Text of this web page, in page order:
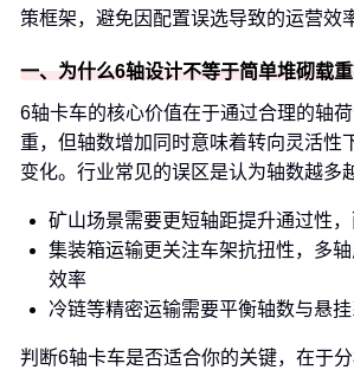
策框架，避免因配置误选导致的运营效
一、为什么6轴设计不等于简单堆砌载重
6轴卡车的核心价值在于通过合理的轴
重，但轴数增加同时意味着转向灵活性
变化。行业常见的误区是认为轴数越多
矿山场景需要更短轴距提升通过性
集装箱运输更关注车架抗扭性，多
效率
冷链等精密运输需要平衡轴数与悬
判断6轴卡车是否适合你的关键，在于